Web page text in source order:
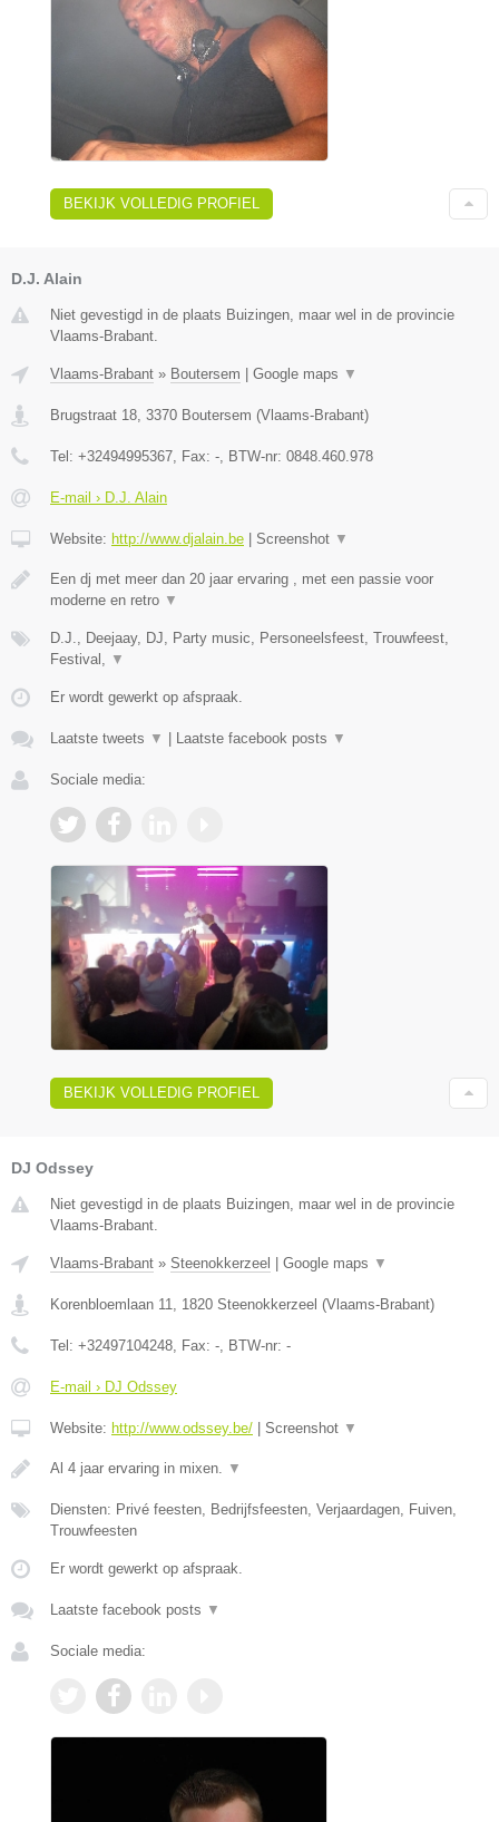
BEKIJK VOLLEDIG PROFIEL
D.J. Alain
Niet gevestigd in de plaats Buizingen, maar wel in de provincie
Vlaams-Brabant.
Vlaams-Brabant » Boutersem Google maps ▼
Brugstraat 18, 3370 Boutersem (Vlaams-Brabant)
Tel: +32494995367, Fax: -, BTW-nr: 0848.460.978
E-mail › D.J. Alain
Website: http://www.djalain.be Screenshot ▼
Een dj met meer dan 20 jaar ervaring , met een passie voor
moderne en retro ▼
D.J., Deejaay, DJ, Party music, Personeelsfeest, Trouwfeest,
Festival, ▼
Er wordt gewerkt op afspraak.
Laatste tweets ▼ Laatste facebook posts ▼
Sociale media:
BEKIJK VOLLEDIG PROFIEL
DJ Odssey
Niet gevestigd in de plaats Buizingen, maar wel in de provincie
Vlaams-Brabant.
Vlaams-Brabant » Steenokkerzeel Google maps ▼
Korenbloemlaan 11 1820 Steenokkerzeel (Vlaams-Brabant)
Tel: +32497104248 , Fax: - , BTW-nr: -
E-mail › DJ Odssey
Website: http://www.odssey.be/ Screenshot ▼
Al 4 jaar ervaring in mixen. ▼
Diensten: Privé feesten, Bedrijfsfeesten, Verjaardagen, Fuiven,
Trouwfeesten
Er wordt gewerkt op afspraak.
Laatste facebook posts ▼
Sociale media: